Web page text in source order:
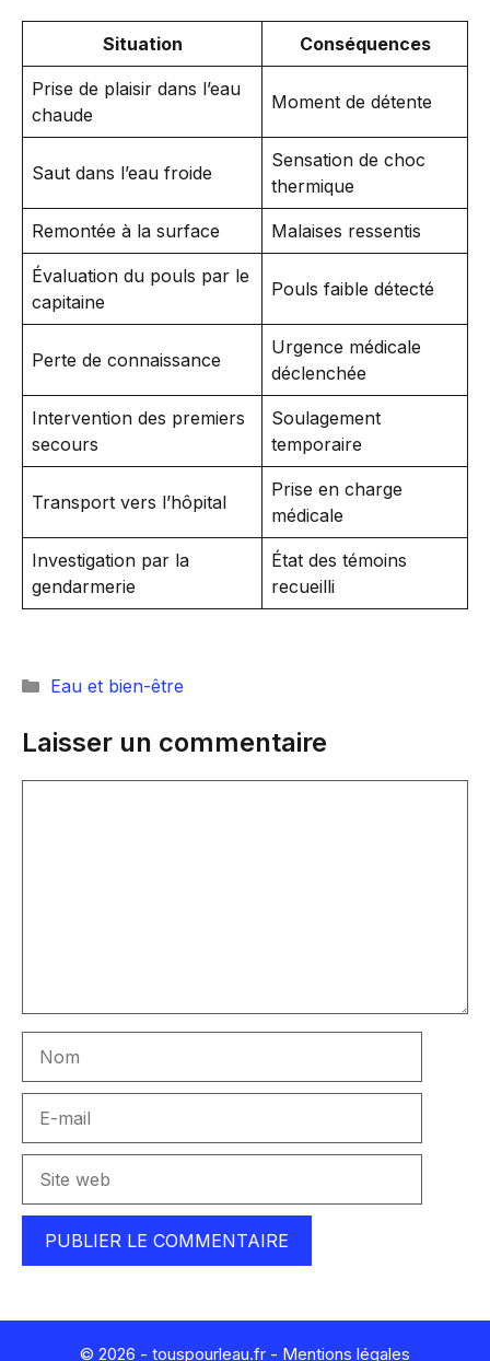
Situation Conséquences
Prise de plaisir dans l’eau
chaude
Moment de détente
Saut dans l’eau froide
Sensation de choc
thermique
Remontée à la surface Malaises ressentis
Évaluation du pouls par le
capitaine
Pouls faible détecté
Perte de connaissance
Urgence médicale
déclenchée
Intervention des premiers
secours
Soulagement
temporaire
Transport vers l’hôpital
Prise en charge
médicale
Investigation par la
gendarmerie
État des témoins
recueilli
Catégories
Eau et bien-être
Laisser un commentaire
mail
web
© 2026 - touspourleau.fr - Mentions légales